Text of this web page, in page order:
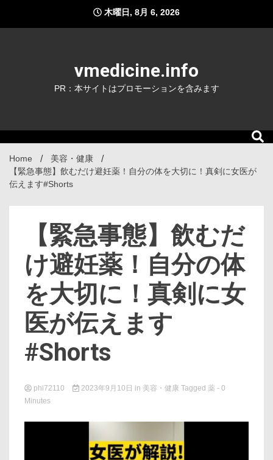
content
木曜日, 8月 6, 2026
vmedicine.info
PR：本サイトはプロモーションを含みます
Home
美容・健康
【緊急事態】飲むだけ避妊薬！自分の体を大切に！真剣に女医が
伝えます#Shorts
【緊急事態】飲むだ
け避妊薬！自分の体
を大切に！真剣に女
医が伝えます
#Shorts
phi72110 2023年9月10日 in 美容・健康 Tagged 薬 - 0
Minutes